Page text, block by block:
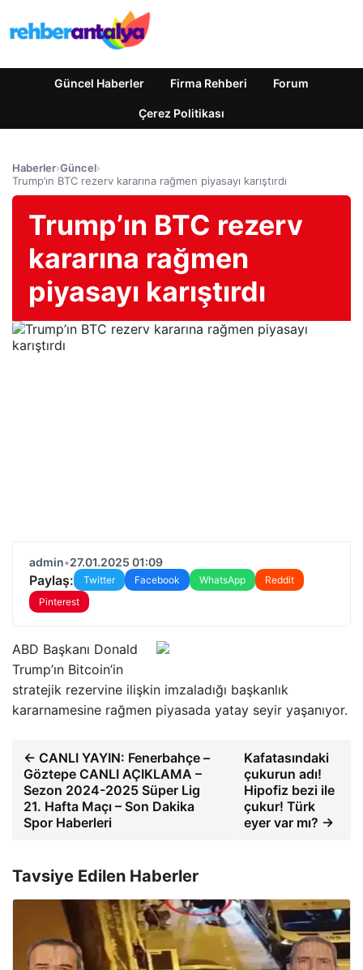
Güncel Haberler Firma Rehberi Forum
Çerez Politikası
Haberler›Güncel›
Trump’ın BTC rezerv kararına rağmen piyasayı karıştırdı
Trump’ın BTC rezerv
kararına rağmen
piyasayı karıştırdı
admin•27.01.2025 01:09
Paylaş: Twitter Facebook WhatsApp
Reddit
Pinterest
ABD Başkanı Donald
Trump’ın Bitcoin’in
stratejik rezervine ilişkin imzaladığı başkanlık
kararnamesine rağmen piyasada yatay seyir yaşanıyor.
← CANLI YAYIN: Fenerbahçe –
Göztepe CANLI AÇIKLAMA –
Sezon 2024-2025 Süper Lig
21. Hafta Maçı – Son Dakika
Spor Haberleri
Kafatasındaki
çukurun adı!
Hipofiz bezi ile
çukur! Türk
eyer var mı? →
Tavsiye Edilen Haberler